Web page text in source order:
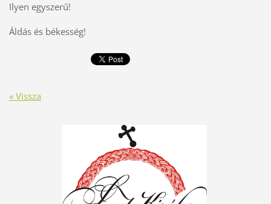
Ilyen egyszerű!
Áldás és békesség!
« Vissza